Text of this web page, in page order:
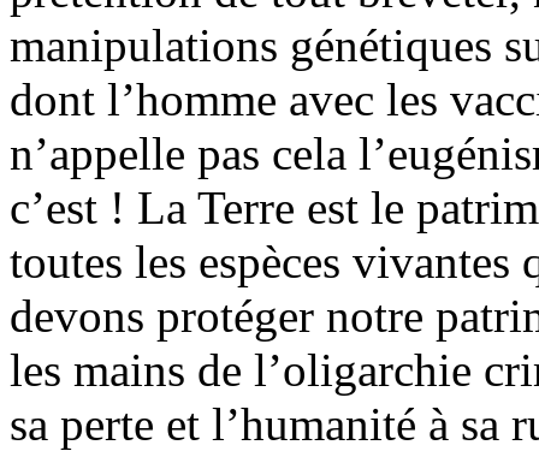
manipulations génétiques
dont l’homme avec les
n’appelle pas cela
c’est ! La Terre est le
toutes les espèces
devons protéger notre
les mains de l’oligarchie
sa perte et l’humanité à sa